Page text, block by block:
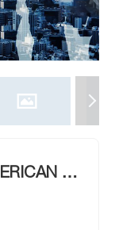
S